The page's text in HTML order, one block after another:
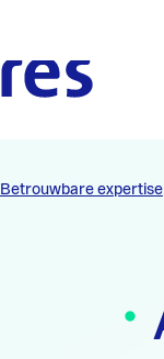
Betrouwbare expertise